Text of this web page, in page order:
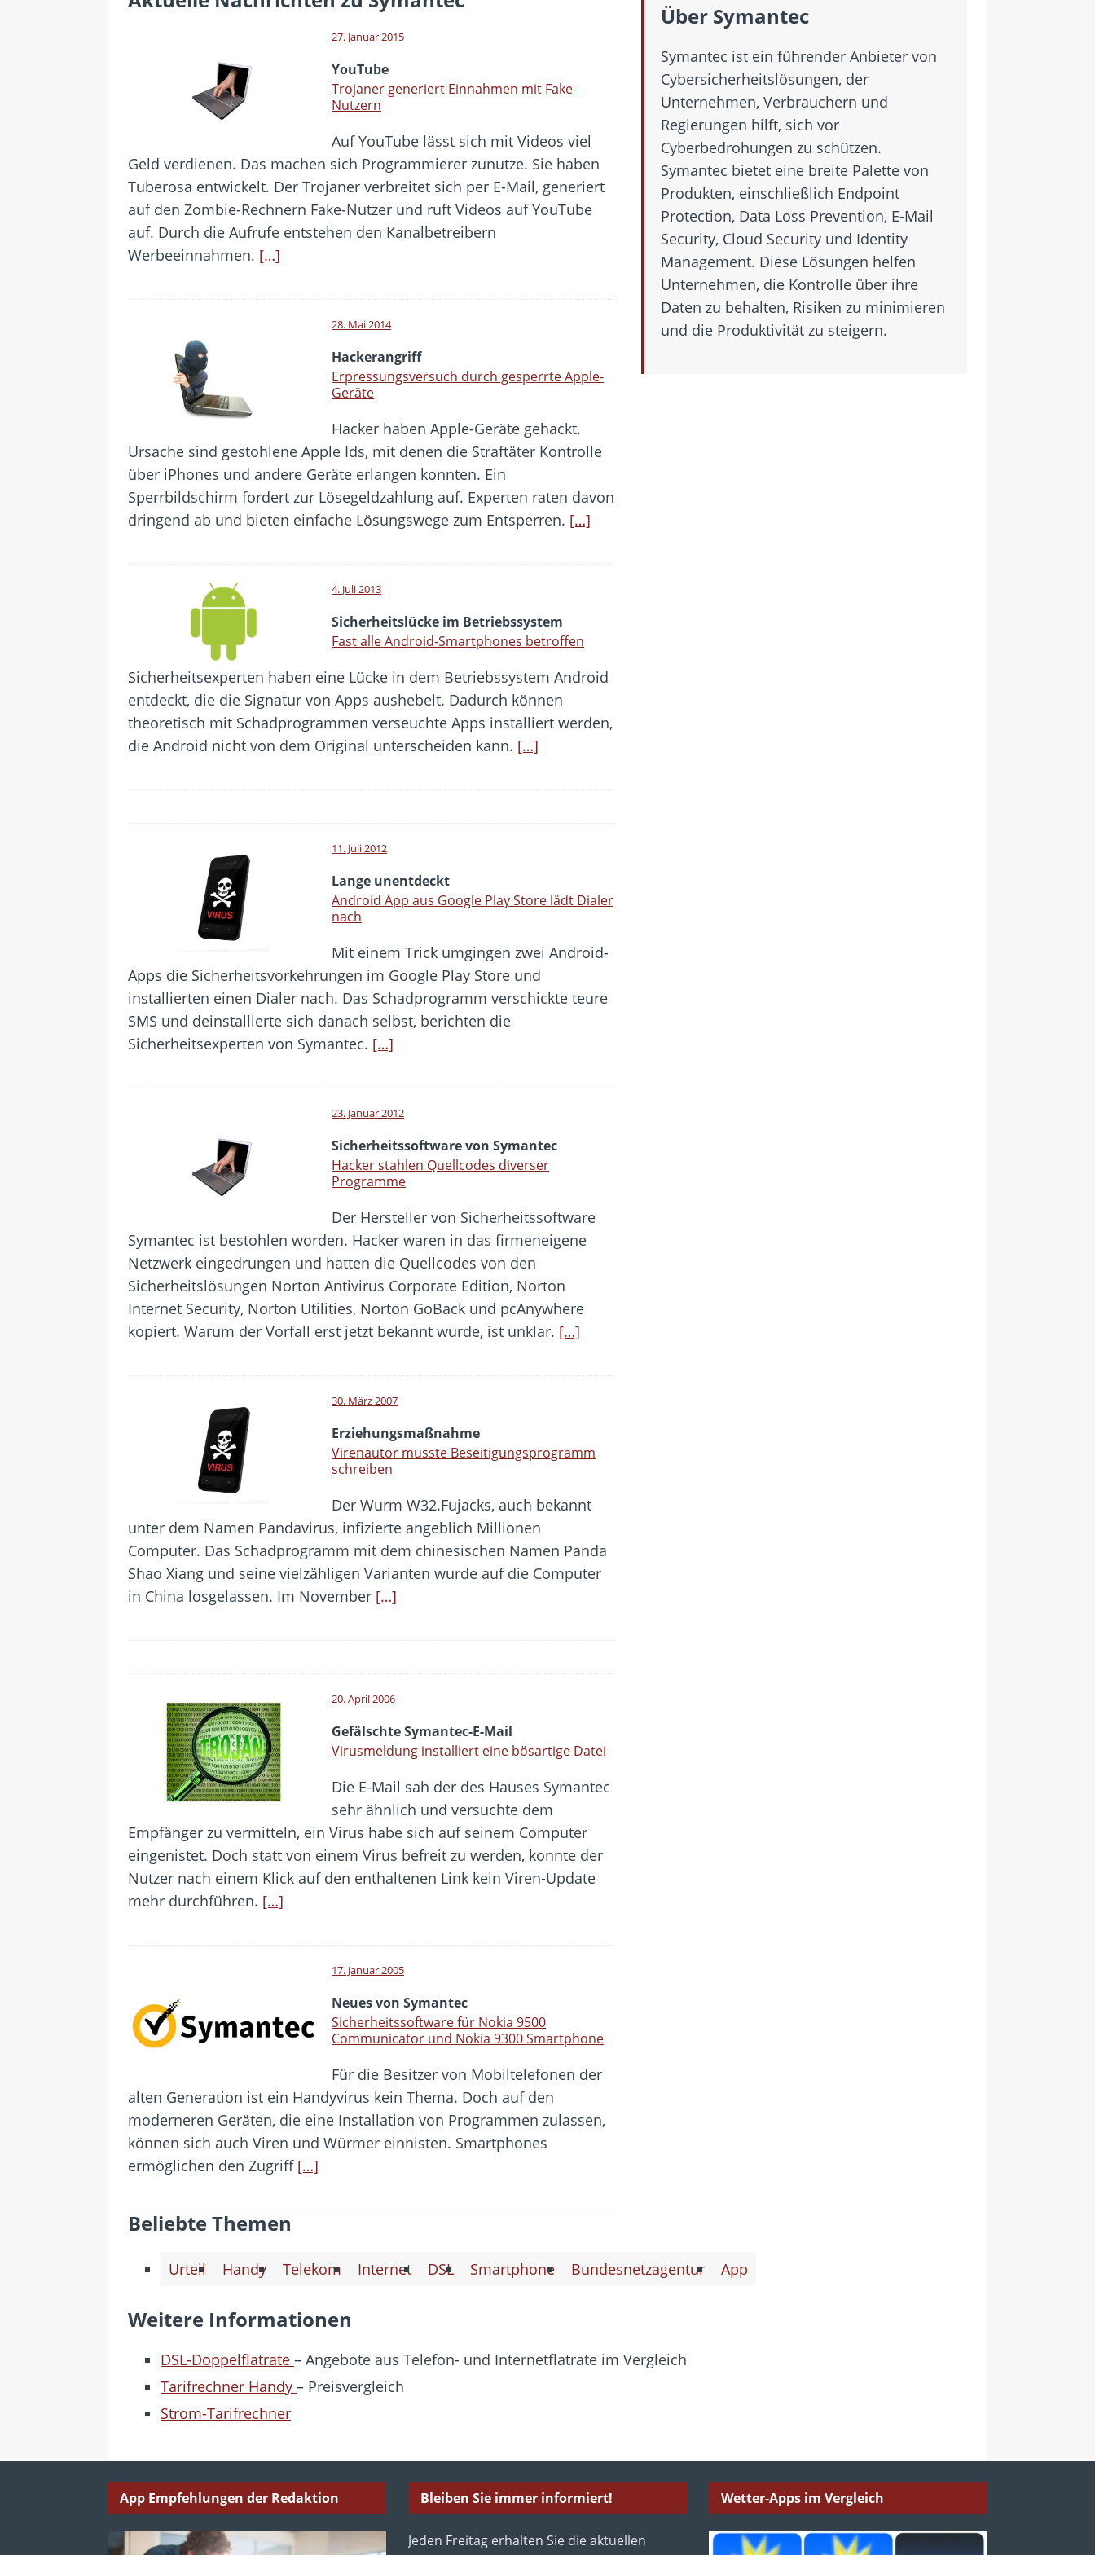
[ 21. Juli 2026 ]
Wichtiges BGH-Urteil – Verbraucherrechte bei Online-Kündigung gestärkt
[ 7. August 2026 ]
DSL-Ende rückt näher – Viele setzen trotzdem immer noch auf Kupfernetz
27. Januar 2015
YouTube
Trojaner generiert Einnahmen mit Fake-
Nutzern
Auf YouTube lässt sich mit Videos viel
Geld verdienen. Das machen sich Programmierer zunutze. Sie haben
Tuberosa entwickelt. Der Trojaner verbreitet sich per E-Mail, generiert
auf den Zombie-Rechnern Fake-Nutzer und ruft Videos auf YouTube
auf. Durch die Aufrufe entstehen den Kanalbetreibern
Werbeeinnahmen. […]
28. Mai 2014
Hackerangriff
Erpressungsversuch durch gesperrte Apple-
Geräte
Hacker haben Apple-Geräte gehackt.
Ursache sind gestohlene Apple Ids, mit denen die Straftäter Kontrolle
über iPhones und andere Geräte erlangen konnten. Ein
Sperrbildschirm fordert zur Lösegeldzahlung auf. Experten raten davon
dringend ab und bieten einfache Lösungswege zum Entsperren. […]
4. Juli 2013
Sicherheitslücke im Betriebssystem
Fast alle Android-Smartphones betroffen
Sicherheitsexperten haben eine Lücke in dem Betriebssystem Android
entdeckt, die die Signatur von Apps aushebelt. Dadurch können
theoretisch mit Schadprogrammen verseuchte Apps installiert werden,
die Android nicht von dem Original unterscheiden kann. […]
11. Juli 2012
Lange unentdeckt
Android App aus Google Play Store lädt Dialer
nach
Mit einem Trick umgingen zwei Android-
Apps die Sicherheitsvorkehrungen im Google Play Store und
installierten einen Dialer nach. Das Schadprogramm verschickte teure
SMS und deinstallierte sich danach selbst, berichten die
Sicherheitsexperten von Symantec. […]
23. Januar 2012
Sicherheitssoftware von Symantec
Hacker stahlen Quellcodes diverser
Programme
Der Hersteller von Sicherheitssoftware
Symantec ist bestohlen worden. Hacker waren in das firmeneigene
Netzwerk eingedrungen und hatten die Quellcodes von den
Sicherheitslösungen Norton Antivirus Corporate Edition, Norton
Internet Security, Norton Utilities, Norton GoBack und pcAnywhere
kopiert. Warum der Vorfall erst jetzt bekannt wurde, ist unklar. […]
30. März 2007
Erziehungsmaßnahme
Virenautor musste Beseitigungsprogramm
schreiben
Der Wurm W32.Fujacks, auch bekannt
unter dem Namen Pandavirus, infizierte angeblich Millionen
Computer. Das Schadprogramm mit dem chinesischen Namen Panda
Shao Xiang und seine vielzähligen Varianten wurde auf die Computer
in China losgelassen. Im November […]
20. April 2006
Gefälschte Symantec-E-Mail
Virusmeldung installiert eine bösartige Datei
Die E-Mail sah der des Hauses Symantec
sehr ähnlich und versuchte dem
Empfänger zu vermitteln, ein Virus habe sich auf seinem Computer
eingenistet. Doch statt von einem Virus befreit zu werden, konnte der
Nutzer nach einem Klick auf den enthaltenen Link kein Viren-Update
mehr durchführen. […]
17. Januar 2005
Neues von Symantec
Sicherheitssoftware für Nokia 9500
Communicator und Nokia 9300 Smartphone
Für die Besitzer von Mobiltelefonen der
alten Generation ist ein Handyvirus kein Thema. Doch auf den
moderneren Geräten, die eine Installation von Programmen zulassen,
können sich auch Viren und Würmer einnisten. Smartphones
ermöglichen den Zugriff […]
Über Symantec
Symantec ist ein führender Anbieter von
Cybersicherheitslösungen, der
Unternehmen, Verbrauchern und
Regierungen hilft, sich vor
Cyberbedrohungen zu schützen.
Symantec bietet eine breite Palette von
Produkten, einschließlich Endpoint
Protection, Data Loss Prevention, E-Mail
Security, Cloud Security und Identity
Management. Diese Lösungen helfen
Unternehmen, die Kontrolle über ihre
Daten zu behalten, Risiken zu minimieren
und die Produktivität zu steigern.
Beliebte Themen
Urteil Handy Telekom Internet DSL Smartphone Bundesnetzagentur App
Weitere Informationen
DSL-Doppelflatrate – Angebote aus Telefon- und Internetflatrate im Vergleich
Tarifrechner Handy – Preisvergleich
Strom-Tarifrechner
App Empfehlungen der Redaktion Bleiben Sie immer informiert!
Jeden Freitag erhalten Sie die aktuellen
Wetter-Apps im Vergleich